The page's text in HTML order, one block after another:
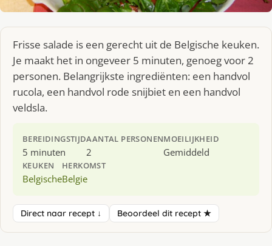
Frisse salade is een gerecht uit de Belgische keuken.
Je maakt het in ongeveer 5 minuten, genoeg voor 2
personen. Belangrijkste ingrediënten: een handvol
rucola, een handvol rode snijbiet en een handvol
veldsla.
BEREIDINGSTIJD
5 minuten
AANTAL PERSONEN
2
MOEILIJKHEID
Gemiddeld
KEUKEN
Belgische
HERKOMST
Belgie
Direct naar recept ↓ Beoordeel dit recept ★